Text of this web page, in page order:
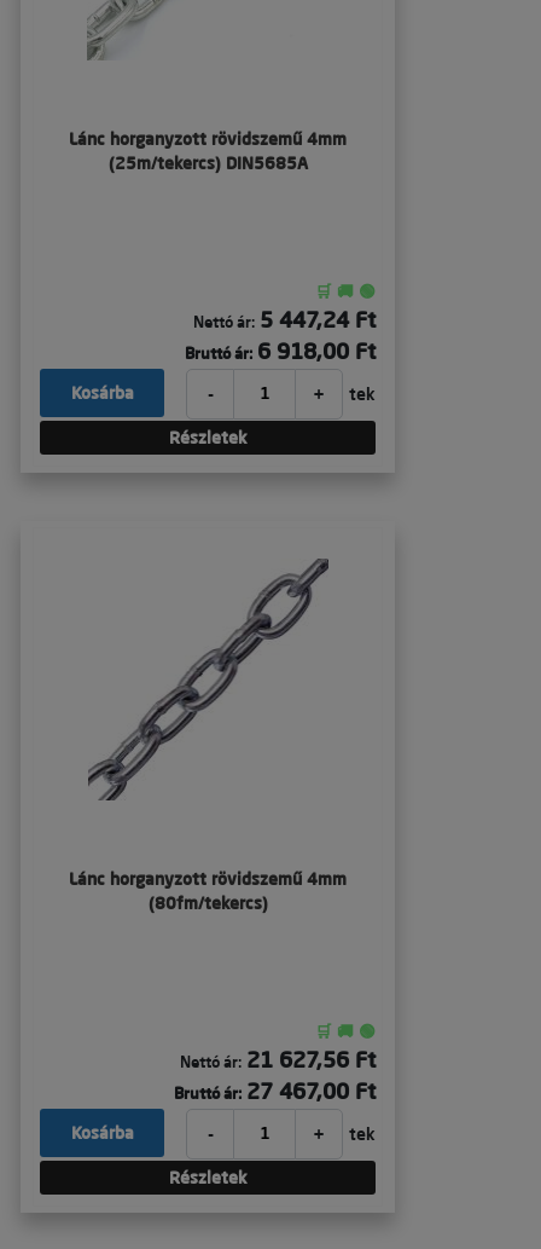
Lánc horganyzott rövidszemű 4mm
(25m/tekercs) DIN5685A
🛒 🚚 🟢
Nettó ár: 5 447,24 Ft
Bruttó ár: 6 918,00 Ft
- + tek
Kosárba
Részletek
Lánc horganyzott rövidszemű 4mm
(80fm/tekercs)
🛒 🚚 🟢
Nettó ár: 21 627,56 Ft
Bruttó ár: 27 467,00 Ft
- + tek
Kosárba
Részletek